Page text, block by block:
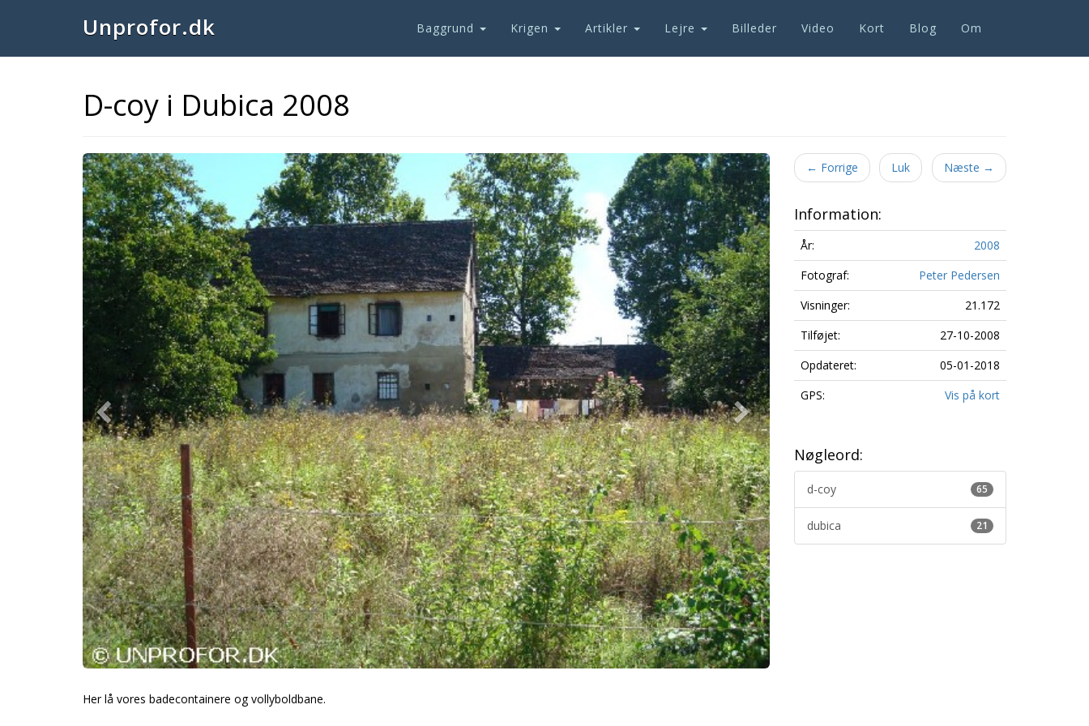
Unprofor.dk Baggrund Krigen Artikler Lejre Billeder Video Kort Blog Om
D-coy i Dubica 2008
Previous Next
Her lå vores badecontainere og vollyboldbane.
← Forrige Luk Næste →
Information:
År:
2008
Fotograf:
Peter Pedersen
Visninger:
21.172
Tilføjet:
27-10-2008
Opdateret:
05-01-2018
GPS:
Vis på kort
Nøgleord:
65
d-coy
21
dubica